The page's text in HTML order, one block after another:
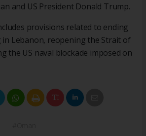
and US President Donald Trump.
provisions related to ending
in Lebanon, reopening the Strait of
the US naval blockade imposed on